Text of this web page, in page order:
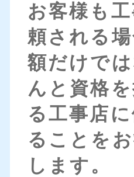
お客様も
頼される
額だけで
んと資格
る工事店
ることを
します。